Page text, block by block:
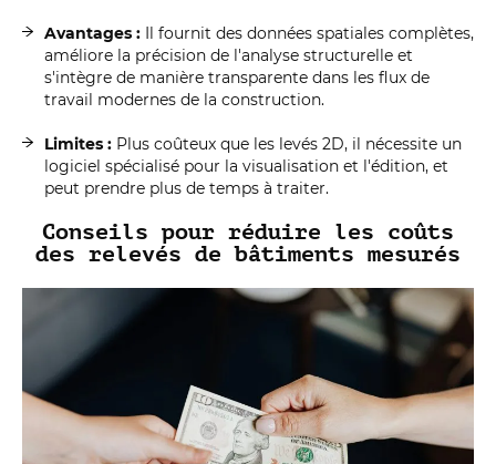
Avantages : Il fournit des données spatiales complètes,
améliore la précision de l'analyse structurelle et
s'intègre de manière transparente dans les flux de
travail modernes de la construction.
Limites : Plus coûteux que les levés 2D, il nécessite un
logiciel spécialisé pour la visualisation et l'édition, et
peut prendre plus de temps à traiter.
Conseils pour réduire les coûts
des relevés de bâtiments mesurés